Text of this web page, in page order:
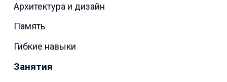
Архитектура и дизайн
Память
Гибкие навыки
Занятия